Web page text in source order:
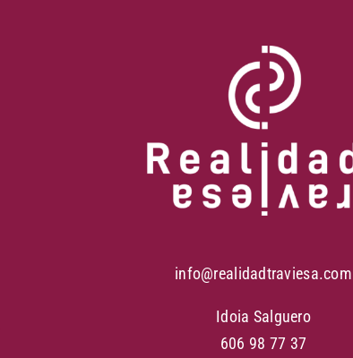
info@realidadtraviesa.com
Idoia Salguero
606 98 77 37